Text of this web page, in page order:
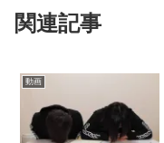
関連記事
動画